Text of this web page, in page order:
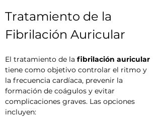
Tratamiento de la
Fibrilación Auricular
El tratamiento de la fibrilación auricular
tiene como objetivo controlar el ritmo y
la frecuencia cardíaca, prevenir la
formación de coágulos y evitar
complicaciones graves. Las opciones
incluyen: